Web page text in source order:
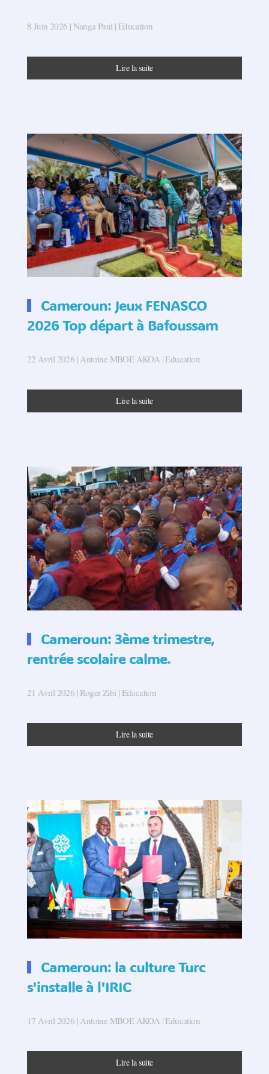
8 Juin 2026 | Nanga Paul | Education
Lire la suite
Cameroun: Jeux FENASCO
2026 Top départ à Bafoussam
22 Avril 2026 | Antoine MBOE AKOA | Education
Lire la suite
Cameroun: 3ème trimestre,
rentrée scolaire calme.
21 Avril 2026 | Roger Zibi | Education
Lire la suite
Cameroun: la culture Turc
s'installe à l'IRIC
17 Avril 2026 | Antoine MBOE AKOA | Education
Lire la suite